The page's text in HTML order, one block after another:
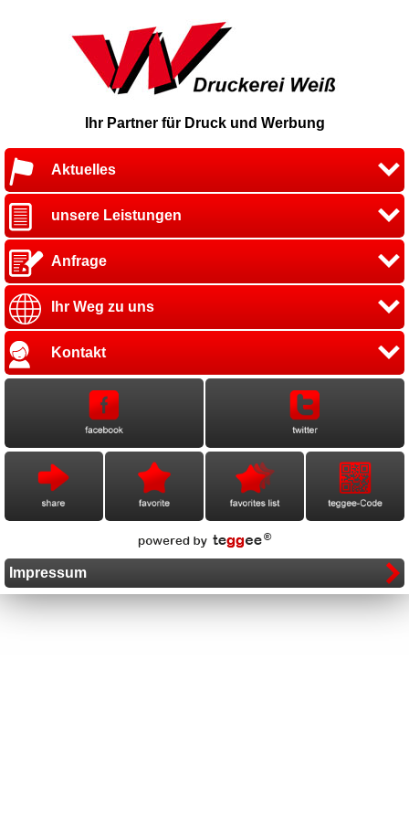
Ihr Partner für Druck und Werbung
Aktuelles
unsere Leistungen
Anfrage
Ihr Weg zu uns
Kontakt
Impressum